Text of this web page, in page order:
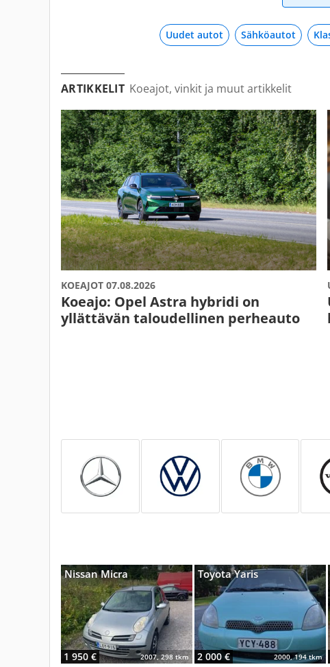
Uudet autot Sähköautot
ARTIKKELIT Koeajot, vinkit ja muut artikkelit
KOEAJOT 07.08.2026
Koeajo: Opel Astra hybridi on
yllättävän taloudellinen perheauto
Nissan Micra
1 950 € 2007, 298 tkm
Toyota Yaris
2 000 € 2000, 194 tkm